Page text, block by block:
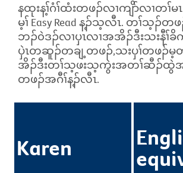
နထုးန့ၢ်ဂံၢ်ထံးတဖၣ်လၢကျိာ်လၢတၢ်
မ့ၢ် Easy Read န့ၣ်သ့လီၤ. တၢ်သ့ၣ်တဖ
ဘၣ်၀ဲဒၣ်လၢပှၤလၢအအိၣ်ဒီးသးနီၢ်
ပှဲၤတဆူၣ်တချ့တဖၣ်,သးပှၢ်တဖၣ်မ့
အိၣ်ဒီးတၢ်သ့ဖးသ့ကွဲးအတၢ်ဆီၣ်ထွဲ
တဖၣ်အဂီၢ်န့ၣ်လီၤ.
Karen